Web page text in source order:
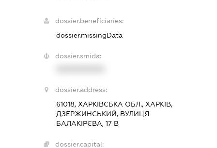
dossier.beneficiaries:
dossier.missingData
dossier.smida:
dossier.address:
61018, ХАРКІВСЬКА ОБЛ., ХАРКІВ,
ДЗЕРЖИНСЬКИЙ, ВУЛИЦЯ
БАЛАКІРЄВА, 17 В
dossier.capital: